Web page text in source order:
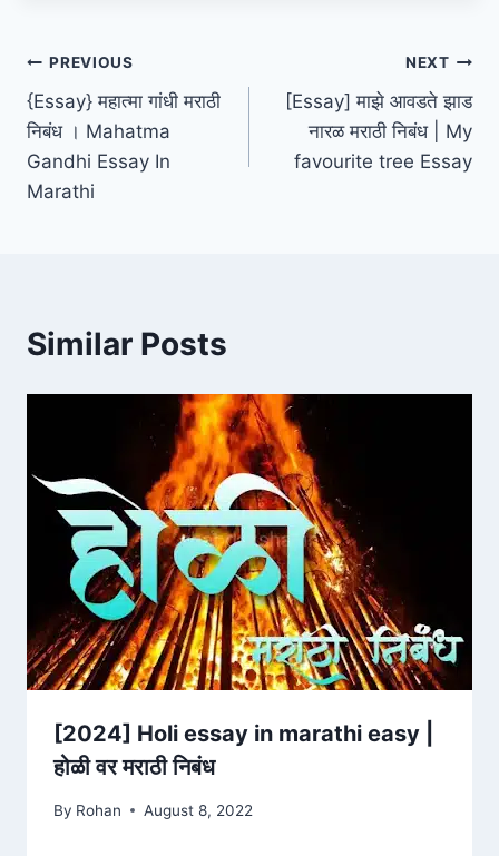
Post
navigation
PREVIOUS
{Essay} महात्मा गांधी मराठी
निबंध । Mahatma
Gandhi Essay In
Marathi
NEXT
[Essay] माझे आवडते झाड
नारळ मराठी निबंध | My
favourite tree Essay
Similar Posts
[2024] Holi essay in marathi easy |
होळी वर मराठी निबंध
By Rohan August 8, 2022